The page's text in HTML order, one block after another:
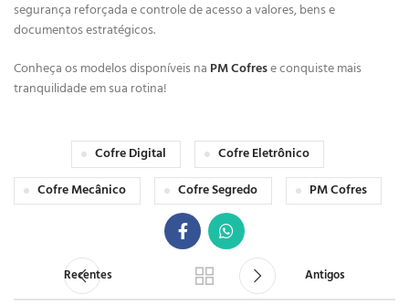
segurança reforçada e controle de acesso a valores, bens e
documentos estratégicos.
Conheça os modelos disponíveis na PM Cofrese conquiste mais
tranquilidade em sua rotina!
Cofre Digital
Cofre Eletrônico
Cofre Mecânico
Cofre Segredo PM Cofres
Recentes Antigos